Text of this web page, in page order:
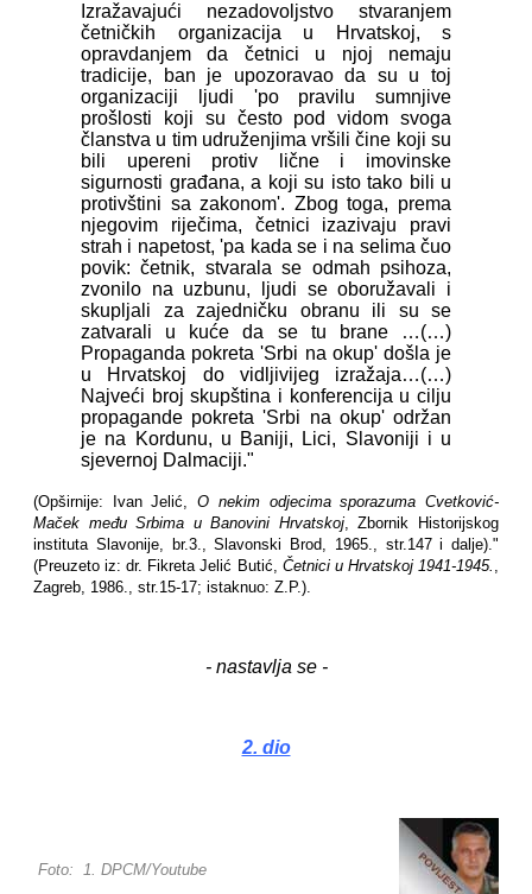
Izražavajući nezadovoljstvo stvaranjem
četničkih organizacija u Hrvatskoj, s
opravdanjem da četnici u njoj nemaju
tradicije, ban je upozoravao da su u toj
organizaciji ljudi 'po pravilu sumnjive
prošlosti koji su često pod vidom svoga
članstva u tim udruženjima vršili čine koji su
bili upereni protiv lične i imovinske
sigurnosti građana, a koji su isto tako bili u
protivštini sa zakonom'. Zbog toga, prema
njegovim riječima, četnici izazivaju pravi
strah i napetost, 'pa kada se i na selima čuo
povik: četnik, stvarala se odmah psihoza,
zvonilo na uzbunu, ljudi se oboružavali i
skupljali za zajedničku obranu ili su se
zatvarali u kuće da se tu brane …(…)
Propaganda pokreta 'Srbi na okup' došla je
u Hrvatskoj do vidljivijeg izražaja…(…)
Najveći broj skupština i konferencija u cilju
propagande pokreta 'Srbi na okup' održan
je na Kordunu, u Baniji, Lici, Slavoniji i u
sjevernoj Dalmaciji."
(Opširnije: Ivan Jelić,O nekim odjecima sporazuma Cvetković-
Maček među Srbima u Banovini Hrvatskoj, Zbornik Historijskog
instituta Slavonije, br.3., Slavonski Brod, 1965., str.147 i dalje)."
(Preuzeto iz: dr. Fikreta Jelić Butić, Četnici u Hrvatskoj 1941-1945. ,
Zagreb, 1986., str.15-17; istaknuo: Z.P.).
- nastavlja se -
2. dio
Foto: 1. DPCM/Youtube